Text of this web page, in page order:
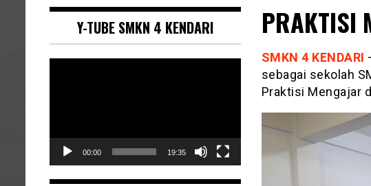
PRAKTISI
SMKN 4 KENDARI
sebagai sekolah
Praktisi Mengajar
Y-TUBE SMKN 4 KENDARI
00:00 19:35